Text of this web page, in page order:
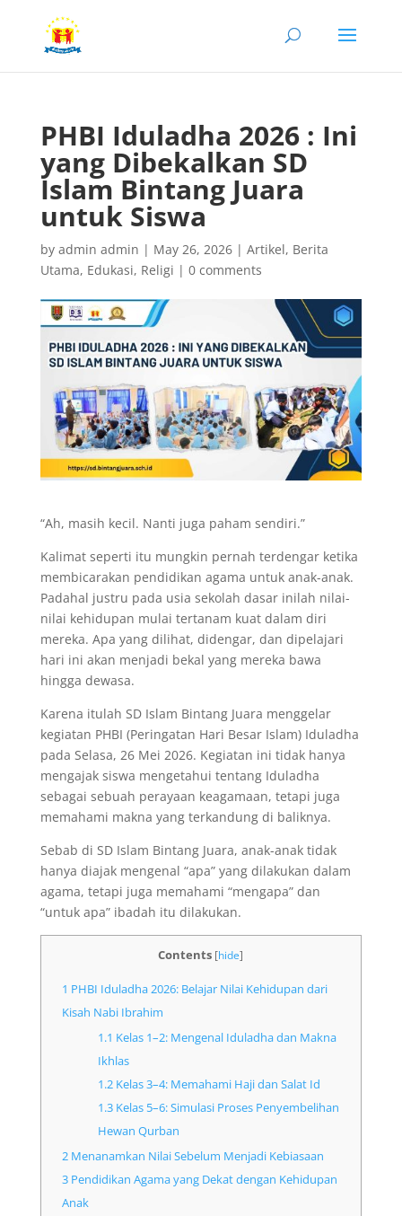
PHBI Iduladha 2026 : Ini
yang Dibekalkan SD
Islam Bintang Juara
untuk Siswa
by admin admin | May 26, 2026| Artikel, Berita
Utama, Edukasi, Religi | 0 comments
“Ah, masih kecil. Nanti juga paham sendiri.”
Kalimat seperti itu mungkin pernah terdengar ketika
membicarakan pendidikan agama untuk anak-anak.
Padahal justru pada usia sekolah dasar inilah nilai-
nilai kehidupan mulai tertanam kuat dalam diri
mereka. Apa yang dilihat, didengar, dan dipelajari
hari ini akan menjadi bekal yang mereka bawa
hingga dewasa.
Karena itulah SD Islam Bintang Juara menggelar
kegiatan PHBI (Peringatan Hari Besar Islam) Iduladha
pada Selasa, 26 Mei 2026. Kegiatan ini tidak hanya
mengajak siswa mengetahui tentang Iduladha
sebagai sebuah perayaan keagamaan, tetapi juga
memahami makna yang terkandung di baliknya.
Sebab di SD Islam Bintang Juara, anak-anak tidak
hanya diajak mengenal “apa” yang dilakukan dalam
agama, tetapi juga memahami “mengapa” dan
“untuk apa” ibadah itu dilakukan.
Contents [hide]
1 PHBI Iduladha 2026: Belajar Nilai Kehidupan dari
Kisah Nabi Ibrahim
1.1 Kelas 1–2: Mengenal Iduladha dan Makna
Ikhlas
1.2 Kelas 3–4: Memahami Haji dan Salat Id
1.3 Kelas 5–6: Simulasi Proses Penyembelihan
Hewan Qurban
2 Menanamkan Nilai Sebelum Menjadi Kebiasaan
3 Pendidikan Agama yang Dekat dengan Kehidupan
Anak